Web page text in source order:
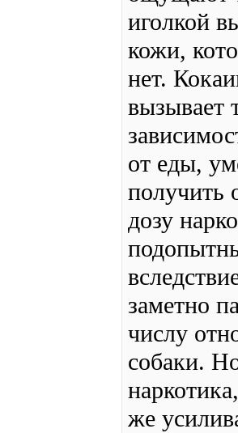
иголкой
кожи,
нет.
вызывает
от еды,
получить
дозу
заметно
числу
собаки.
же